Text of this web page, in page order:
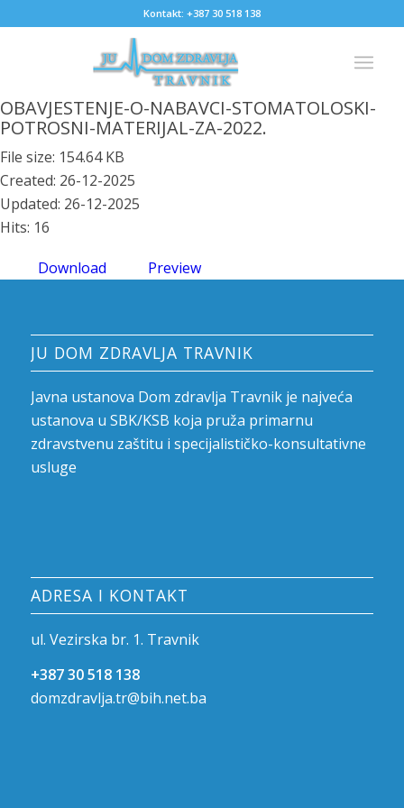
Kontakt: +387 30 518 138
OBAVJESTENJE-O-NABAVCI-STOMATOLOSKI-
POTROSNI-MATERIJAL-ZA-2022.
File size: 154.64 KB
Created: 26-12-2025
Updated: 26-12-2025
Hits: 16
Download Preview
JU DOM ZDRAVLJA TRAVNIK
Javna ustanova Dom zdravlja Travnik je najveća
ustanova u SBK/KSB koja pruža primarnu
zdravstvenu zaštitu i specijalističko-konsultativne
usluge
ADRESA I KONTAKT
ul. Vezirska br. 1. Travnik
+387 30 518 138
domzdravlja.tr@bih.net.ba